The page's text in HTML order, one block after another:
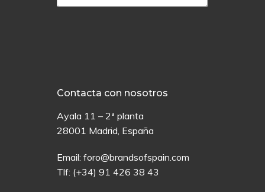
Contacta con nosotros
Ayala 11 – 2ª planta
28001 Madrid, España
Email: foro@brandsofspain.com
Tlf: (+34) 91 426 38 43